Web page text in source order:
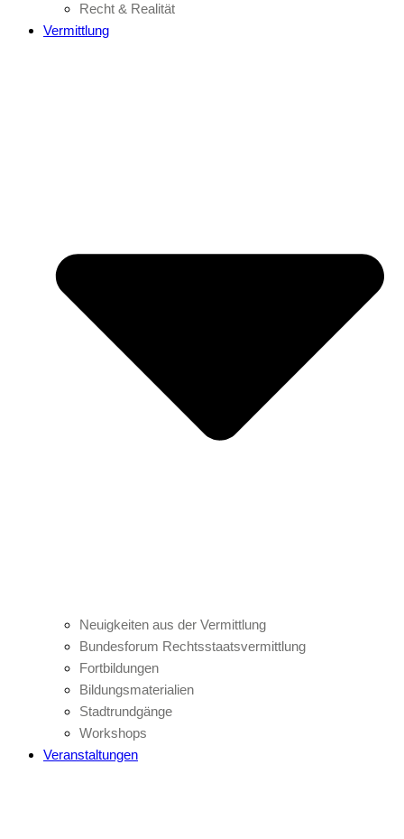
Recht & Realität
Vermittlung
Neuigkeiten aus der Vermittlung
Bundesforum Rechtsstaatsvermittlung
Fortbildungen
Bildungsmaterialien
Stadtrundgänge
Workshops
Veranstaltungen